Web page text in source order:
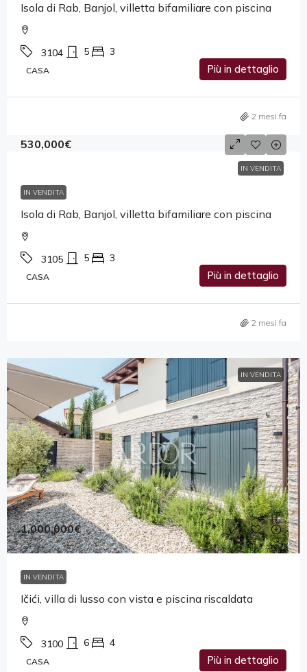
Isola di Rab, Banjol, villetta bifamiliare con piscina
3104 5 3
CASA Più in dettaglio
2 mesi fa
IN VENDITA
530,000€
IN VENDITA
Isola di Rab, Banjol, villetta bifamiliare con piscina
3105 5 3
CASA Più in dettaglio
2 mesi fa
IN VENDITA
1,000,000€
IN VENDITA
Ičići, villa di lusso con vista e piscina riscaldata
3100 6 4
CASA Più in dettaglio